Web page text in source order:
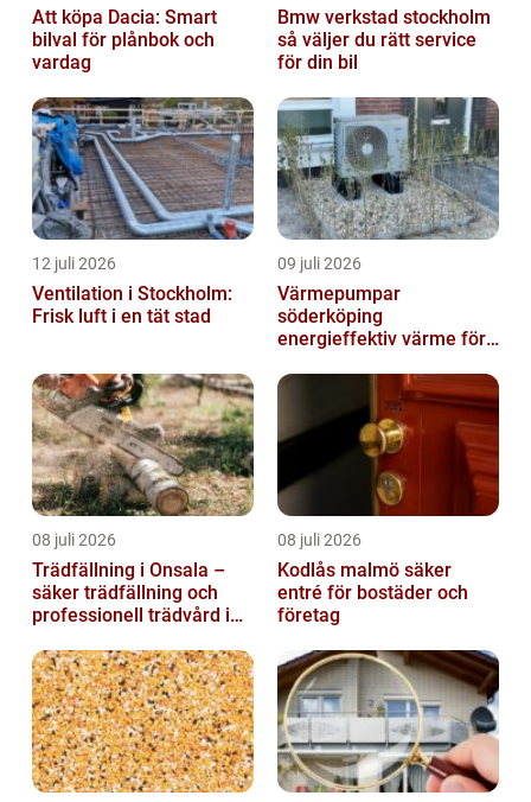
Att köpa Dacia: Smart
bilval för plånbok och
vardag
Bmw verkstad stockholm
så väljer du rätt service
för din bil
12 juli 2026
Ventilation i Stockholm:
Frisk luft i en tät stad
09 juli 2026
Värmepumpar
söderköping
energieffektiv värme för
08 juli 2026
Trädfällning i Onsala –
säker trädfällning och
professionell trädvård i
08 juli 2026
Kodlås malmö säker
entré för bostäder och
företag